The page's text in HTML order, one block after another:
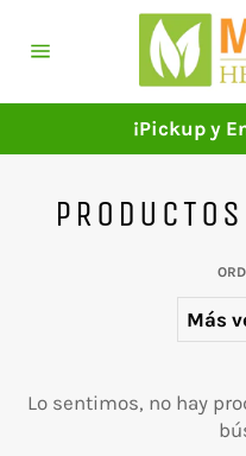
directamente
¡Pickup y
Lo sentimos, no hay